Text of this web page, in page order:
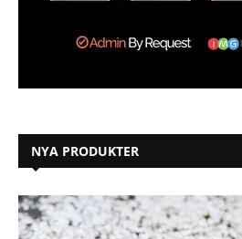
NYA PRODUKTER